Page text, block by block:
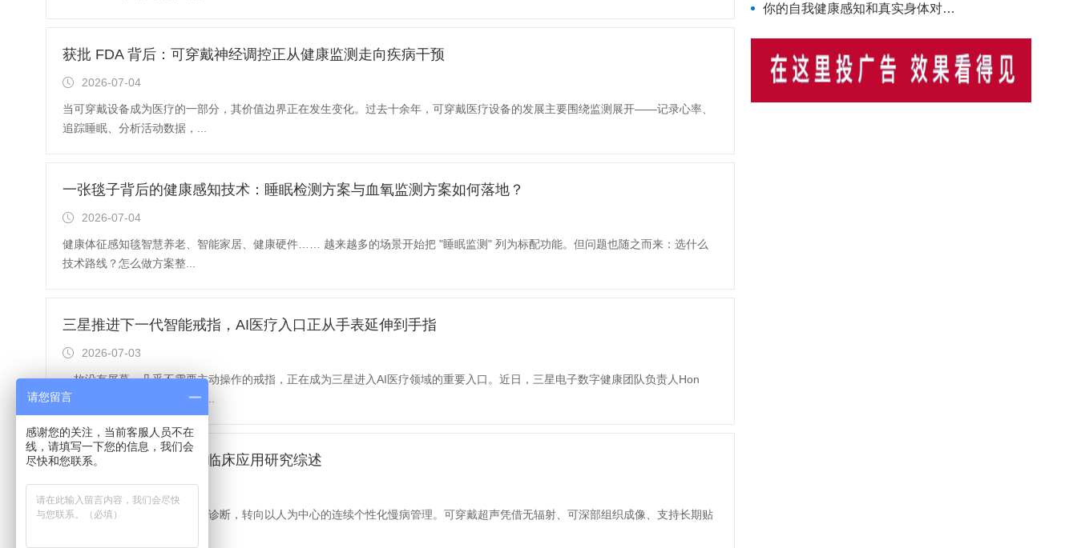
获批 FDA 背后：可穿戴神经调控正从健康监测走向疾病干预
2026-07-04
当可穿戴设备成为医疗的一部分，其价值边界正在发生变化。过去十余年，可穿戴医疗设备的发展主要围绕监测展开——记录心率、
追踪睡眠、分析活动数据，...
一张毯子背后的健康感知技术：睡眠检测方案与血氧监测方案如何落地？
2026-07-04
健康体征感知毯智慧养老、智能家居、健康硬件…… 越来越多的场景开始把 "睡眠监测" 列为标配功能。但问题也随之而来：选什么
技术路线？怎么做方案整...
三星推进下一代智能戒指，AI医疗入口正从手表延伸到手指
2026-07-03
一枚没有屏幕、几乎不需要主动操作的戒指，正在成为三星进入AI医疗领域的重要入口。近日，三星电子数字健康团队负责人Hon
Pak确认，公司正在开发下一...
可穿戴超声核心技术与临床应用研究综述
2026-06-30
医疗健康行业正从医院间断式诊断，转向以人为中心的连续个性化慢病管理。可穿戴超声凭借无辐射、可深部组织成像、支持长期贴
你的自我健康感知和真实身体对不上，会缩短寿命！多国队列研究实锤
请您留言
感谢您的关注，当前客服人员不在
线，请填写一下您的信息，我们会
尽快和您联系。